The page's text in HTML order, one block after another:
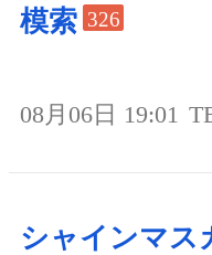
模索 326
08月06日 19:01
シャインマス